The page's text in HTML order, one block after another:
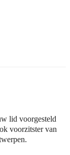
lid voorgesteld
voorzitster van